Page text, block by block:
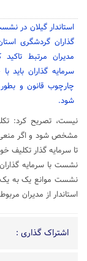
استاندار گیلان در
گذاران گردشگری
مدیران مرتبط تاکید
سرمایه گذاران باید
چارچوب قانون و
شود.
نیست، تصریح کرد:
مشخص شود و اگر منعی
تا سرمایه گذار تکلیف
نشست با سرمایه
نشست موانع یک به یک
استاندار از مدیران
اشتراک گذاری :